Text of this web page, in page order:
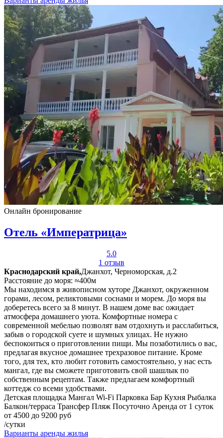
Онлайн бронирование
Отель «Императрица»
5.0
1 отзыв
Краснодарский край,Джанхот, Черноморская, д.2
Расстояние до моря: ≈400м
Мы находимся в живописном хуторе Джанхот, окруженном
горами, лесом, реликтовыми соснами и морем. До моря вы
доберетесь всего за 8 минут. В нашем доме вас ожидает
атмосфера домашнего уюта. Комфортные номера с
современной мебелью позволят вам отдохнуть и расслабиться,
забыв о городской суете и шумных улицах. Не нужно
беспокоиться о приготовлении пищи. Мы позаботились о вас,
предлагая вкусное домашнее трехразовое питание. Кроме
того, для тех, кто любит готовить самостоятельно, у нас есть
мангал, где вы сможете приготовить свой шашлык по
собственным рецептам. Также предлагаем комфортный
коттедж со всеми удобствами.
Детская площадка Мангал Wi-Fi Парковка Бар Кухня Рыбалка
Балкон/терраса Трансфер Пляж Посуточно Аренда от 1 суток
от 4500 до 9200 руб
/сутки
Варианты аренды жилья